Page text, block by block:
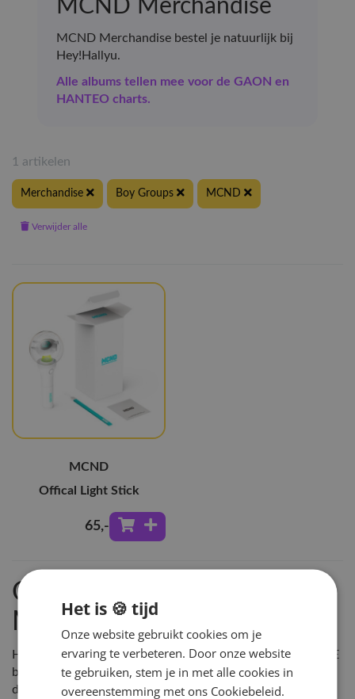
MCND Merchandise
MCND Merchandise bestel je natuurlijk bij
Hey!Hallyu.
Alle albums tellen mee voor de GAON en
HANTEO charts.
1 artikelen
Merchandise Boy Groups MCND
Verwijder alle
MCND
Offical Light Stick
65,-
Ontdek MCND
Merchandise
Hey!Hallyu is de grootste leverancier van KPOP in NL & BE
bestel MCND Merchandise en vele andere KPOP artikelen
direct online of kom langs in onze winkel in Arnhem!
Het is 🍪 tijd
Onze website gebruikt cookies om je
ervaring te verbeteren. Door onze website
te gebruiken, stem je in met alle cookies in
overeenstemming met ons Cookiebeleid.